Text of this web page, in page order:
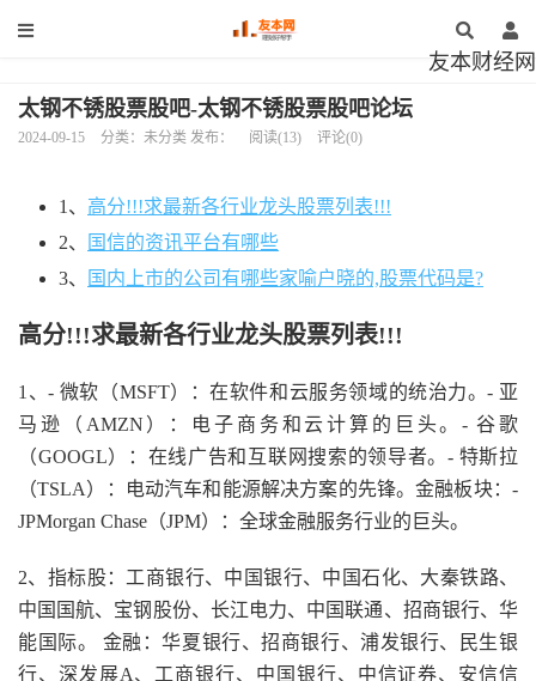
友本财经网
太钢不锈股票股吧-太钢不锈股票股吧论坛
2024-09-15 分类：未分类 发布： 阅读(13) 评论(0)
1、 高分!!!求最新各行业龙头股票列表!!!
2、
国信的资讯平台有哪些
3、
国内上市的公司有哪些家喻户晓的,股票代码是?
高分!!!求最新各行业龙头股票列表!!!
1、- 微软（MSFT）：在软件和云服务领域的统治力。- 亚
马逊（AMZN）：电子商务和云计算的巨头。- 谷歌
（GOOGL）：在线广告和互联网搜索的领导者。- 特斯拉
（TSLA）：电动汽车和能源解决方案的先锋。金融板块：-
JPMorgan Chase（JPM）：全球金融服务行业的巨头。
2、指标股：工商银行、中国银行、中国石化、大秦铁路、
中国国航、宝钢股份、长江电力、中国联通、招商银行、华
能国际。 金融：华夏银行、招商银行、浦发银行、民生银
行、深发展A、工商银行、中国银行、中信证券、安信信